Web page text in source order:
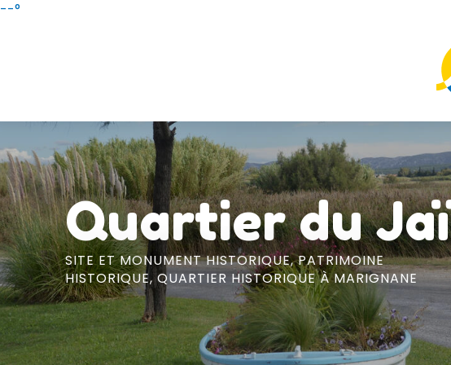
Aller
--°
Quartier du Jaï
SITE ET MONUMENT HISTORIQUE,PATRIMOINE
HISTORIQUE,QUARTIER HISTORIQUE À MARIGNANE